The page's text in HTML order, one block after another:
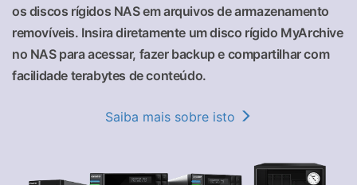
os discos rígidos NAS em arquivos de armazenamento
removíveis. Insira diretamente um disco rígido MyArchive
no NAS para acessar, fazer backup e compartilhar com
facilidade terabytes de conteúdo.
Saiba mais sobre isto